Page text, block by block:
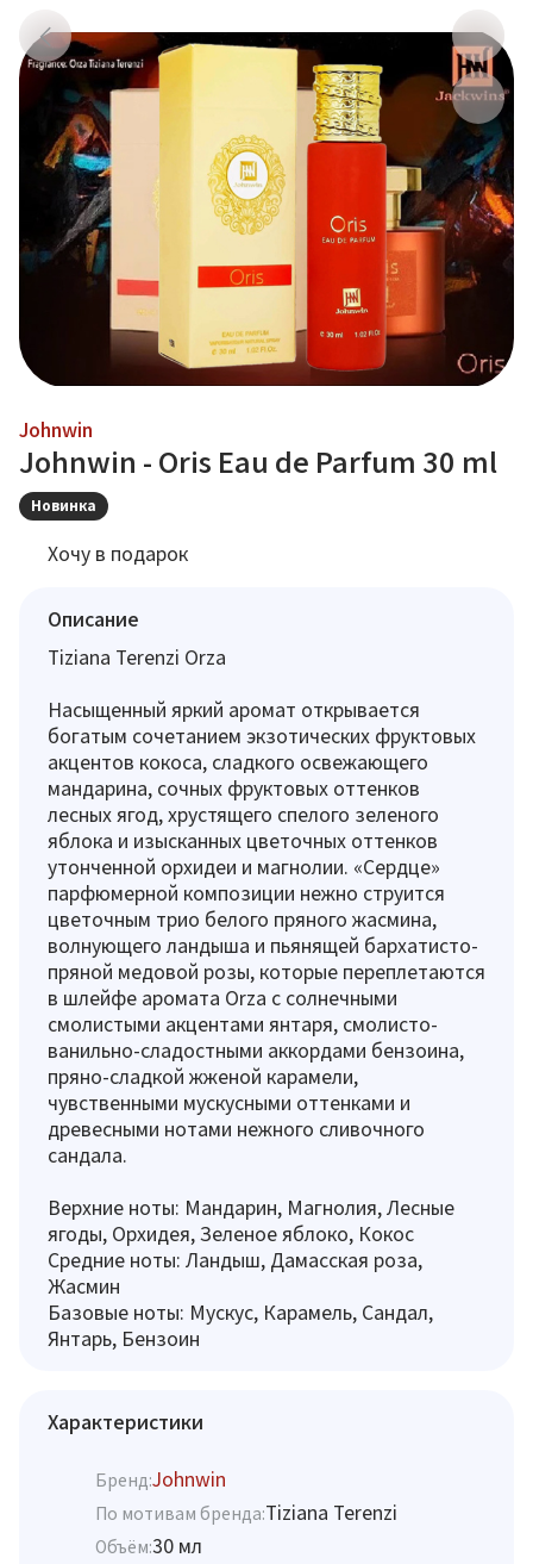
Johnwin
Johnwin - Oris Eau de Parfum 30 ml
Новинка
Хочу в подарок
Описание
Tiziana Terenzi Orza
Насыщенный яркий аромат открывается
богатым сочетанием экзотических фруктовых
акцентов кокоса, сладкого освежающего
мандарина, сочных фруктовых оттенков
лесных ягод, хрустящего спелого зеленого
яблока и изысканных цветочных оттенков
утонченной орхидеи и магнолии. «Сердце»
парфюмерной композиции нежно струится
цветочным трио белого пряного жасмина,
волнующего ландыша и пьянящей бархатисто-
пряной медовой розы, которые переплетаются
в шлейфе аромата Orza с солнечными
смолистыми акцентами янтаря, смолисто-
ванильно-сладостными аккордами бензоина,
пряно-сладкой жженой карамели,
чувственными мускусными оттенками и
древесными нотами нежного сливочного
сандала.
Верхние ноты: Мандарин, Магнолия, Лесные
ягоды, Орхидея, Зеленое яблоко, Кокос
Средние ноты: Ландыш, Дамасская роза,
Жасмин
Базовые ноты: Мускус, Карамель, Сандал,
Янтарь, Бензоин
Характеристики
Бренд:Johnwin
По мотивам бренда:Tiziana Terenzi
Объём:30 мл